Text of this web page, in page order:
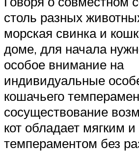
столь разных
морская свинка и
доме, для начала
особое внимание на
индивидуальные
кошачьего
сосуществование
кот обладает мягким
темпераментом без